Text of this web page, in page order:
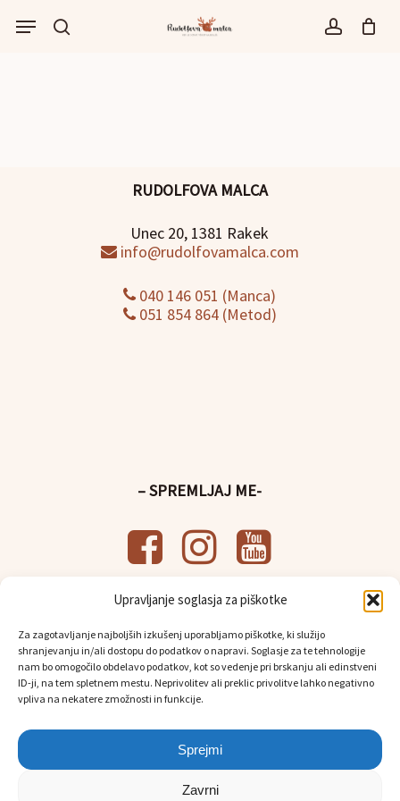
Upravljanje soglasja za piškotke
Za zagotavljanje najboljših izkušenj uporabljamo piškotke, ki služijo
shranjevanju in/ali dostopu do podatkov o napravi. Soglasje za te tehnologije
nam bo omogočilo obdelavo podatkov, kot so vedenje pri brskanju ali edinstveni
ID-ji, na tem spletnem mestu. Neprivolitev ali preklic privolitve lahko negativno
vpliva na nekatere zmožnosti in funkcije.
Sprejmi
Zavrni
išči account
Menu
RUDOLFOVA MALCA
Unec 20, 1381 Rakek
info@rudolfovamalca.com
040 146 051 (Manca)
051 854 864 (Metod)
– SPREMLJAJ ME-
– UPORABNE POVEZAVE-
Splošni pogoji poslovanja
Politikavarstva osebnih podatkov
Osebni prevzem in dostava